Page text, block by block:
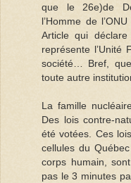
que le 26e)de
l’Homme de
Article qui
représente l’Unité
société… Bref,
toute autre
La famille
Des lois contre-
été votées. Ces
cellules du
corps humain,
pas le 3 minutes